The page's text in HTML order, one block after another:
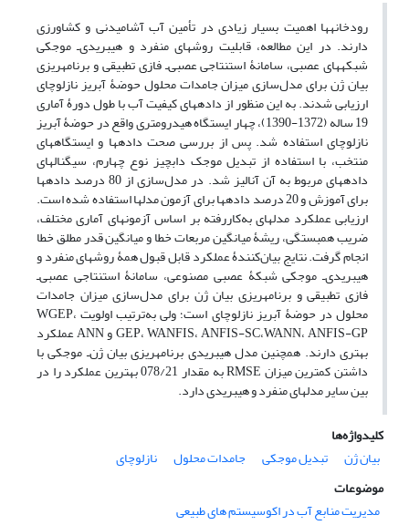
رودخانه‏ها اهمیت بسیار زیادی در تأمین آب آشامیدنی و کشاورزی
دارند. در این مطالعه، قابلیت روش‏‏های منفرد و هیبریدی‌ـ موجکی
شبکه‏های عصبی، سامانۀ استنتاجی عصبی‌ـ فازی تطبیقی و برنامه‏ریزی
بیان ژن برای مدل‌سازی میزان جامدات محلول حوضۀ آبریز نازلوچای
ارزیابی شدند. به این منظور از داده‏های کیفیت آب با طول دورۀ آماری
19 ساله (1372-1390)، چهار ایستگاه هیدرومتری واقع در حوضۀ آبریز
نازلوچای استفاده شد. پس از بررسی صحت داده‏ها و ایستگاه‏های
منتخب، با استفاده از تبدیل موجک دابچیز نوع چهارم، سیگنال‏های
داده‏های مربوط به آن آنالیز شد. در مدل‌سازی از 80 درصد داده‏ها
برای آموزش و 20 درصد داده‏ها برای آزمون مدل‏ها استفاده شده است.
ارزیابی عملکرد مدل‏های به‌کار‌رفته بر اساس آزمون‏های آماری مختلف،
ضریب همبستگی، ریشۀ میانگین مربعات خطا و میانگین قدر مطلق خطا
انجام گرفت. نتایج بیان‌کنندۀ عملکرد قابل قبول همۀ روش‏های منفرد و
هیبریدی‌ـ موجکی شبکۀ‏ عصبی مصنوعی، سامانۀ استنتاجی عصبی‌ـ
فازی تطبیقی و برنامه‏ریزی بیان ژن برای مدل‌سازی میزان جامدات
محلول در حوضۀ آبریز نازلوچای است؛ ولی به‌ترتیب اولویت WGEP،
GEP، WANFIS، ANFIS-SC،WANN، ANFIS-GP و ANN عملکرد
بهتری دارند. همچنین مدل هیبریدی برنامه‏ریزی بیان ژن‌ـ موجکی با
داشتن کمترین میزان RMSE به مقدار 078/21 بهترین عملکرد را در
بین سایر مدل‏های منفرد و هیبریدی دارد.
کلیدواژه‌ها
بیان ژن
تبدیل موجکی جامدات محلول
نازلوچای
موضوعات
مدیریت منابع آب در اکوسیستم های طبیعی